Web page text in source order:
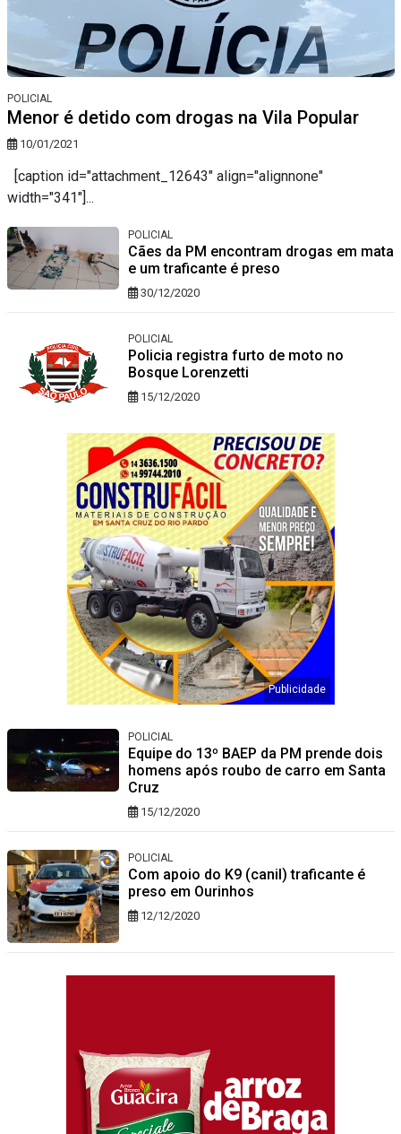
POLICIAL
Menor é detido com drogas na Vila Popular
10/01/2021
[caption id="attachment_12643" align="alignnone"
width="341"]...
POLICIAL
Cães da PM encontram drogas em mata
e um traficante é preso
30/12/2020
POLICIAL
Policia registra furto de moto no
Bosque Lorenzetti
15/12/2020
POLICIAL
Equipe do 13º BAEP da PM prende dois
homens após roubo de carro em Santa
Cruz
15/12/2020
POLICIAL
Com apoio do K9 (canil) traficante é
preso em Ourinhos
12/12/2020